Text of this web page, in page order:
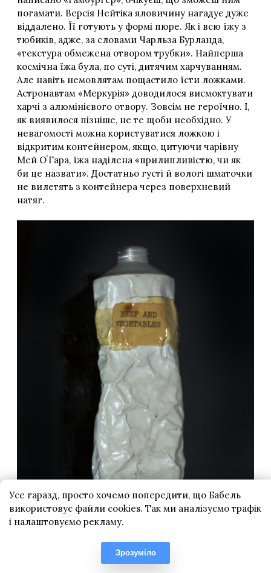
Усе гаразд, просто хочемо попередити, що Бабель
використовує файли cookies. Так ми аналізуємо трафік
і налаштовуємо рекламу.
Зрозуміло